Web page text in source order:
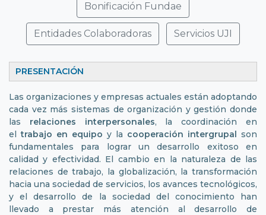
Bonificación Fundae
Entidades Colaboradoras Servicios UJI
PRESENTACIÓN
Las organizaciones y empresas actuales están adoptando
cada vez más sistemas de organización y gestión donde
las relaciones interpersonales, la coordinación en
eltrabajo en equipo y la cooperación intergrupal son
fundamentales para lograr un desarrollo exitoso en
calidad y efectividad. El cambio en la naturaleza de las
relaciones de trabajo, la globalización, la transformación
hacia una sociedad de servicios, los avances tecnológicos,
y el desarrollo de la sociedad del conocimiento han
llevado a prestar más atención al desarrollo de